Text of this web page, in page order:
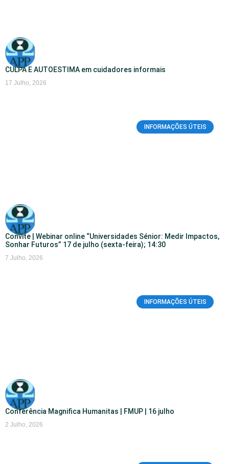
CULPA E AUTOESTIMA em cuidadores informais
17 Julho, 2026
INFORMAÇÕES ÚTEIS
Convite | Webinar online “Universidades Sénior: Medir Impactos,
Sonhar Futuros” 17 de julho (sexta-feira); 14:30
7 Julho, 2026
INFORMAÇÕES ÚTEIS
Conferência Magnifica Humanitas | FMUP | 16 julho
2 Julho, 2026